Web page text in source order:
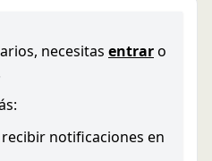
necesitas entraro
notificaciones en